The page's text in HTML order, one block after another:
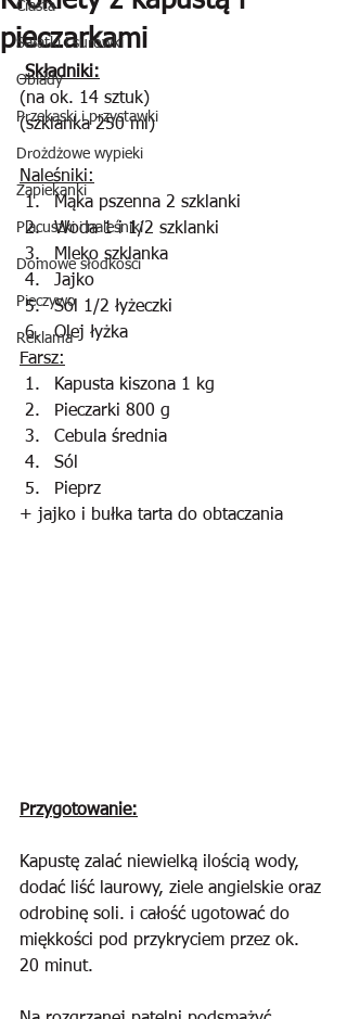
Ciasta
Sałatki i surówki
Obiady
Przekąski i przystawki
Drożdżowe wypieki
Zapiekanki
Placuszki i naleśniki
Domowe słodkości
Pieczywo
Reklama
pieczarkami
Składniki:
(na ok. 14 sztuk)
(szklanka 250 ml)
Naleśniki:
Mąka pszenna 2 szklanki
Woda 1 i 1/2 szklanki
Mleko szklanka
Jajko
Sól 1/2 łyżeczki
Olej łyżka
Farsz:
Kapusta kiszona 1 kg
Pieczarki 800 g
Cebula średnia
Sól
Pieprz
+ jajko i bułka tarta do obtaczania
Przygotowanie:
Kapustę zalać niewielką ilością wody,
dodać liść laurowy, ziele angielskie oraz
odrobinę soli. i całość ugotować do
miękkości pod przykryciem przez ok.
20 minut.